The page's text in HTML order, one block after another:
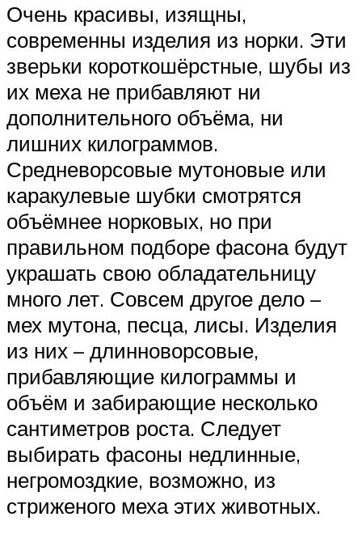
Очень красивы, изящны,
современны изделия из норки. Эти
зверьки короткошёрстные, шубы из
их меха не прибавляют ни
дополнительного объёма, ни
лишних килограммов.
Средневорсовые мутоновые или
каракулевые шубки смотрятся
объёмнее норковых, но при
правильном подборе фасона будут
украшать свою обладательницу
много лет. Совсем другое дело –
мех мутона, песца, лисы. Изделия
из них – длинноворсовые,
прибавляющие килограммы и
объём и забирающие несколько
сантиметров роста. Следует
выбирать фасоны недлинные,
негромоздкие, возможно, из
стриженого меха этих животных.